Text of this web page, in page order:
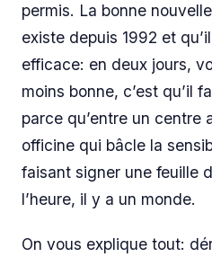
permis. La bonne
existe depuis 1992 et
efficace: en deux jours,
moins bonne, c’est qu’il
parce qu’entre un centre
officine qui bâcle la
faisant signer une feuille
l’heure, il y a un monde.
On vous explique tout: